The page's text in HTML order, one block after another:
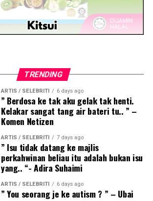
TRENDING
ARTIS / SELEBRITI 6 days ago
” Berdosa ke tak aku gelak tak henti.
Kelakar sangat tang air bateri tu.. ” –
Komen Netizen
ARTIS / SELEBRITI 7 days ago
” Isu tidak datang ke majlis
perkahwinan beliau itu adalah bukan isu
yang.. “- Adira Suhaimi
ARTIS / SELEBRITI 6 days ago
” You seorang je ke autism ? ” – Ubai